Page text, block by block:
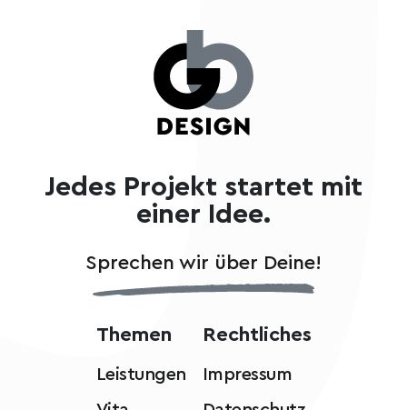
Jedes Projekt startet mit
einer Idee.
Sprechen wir über Deine!
Themen
Leistungen
Rechtliches
Impressum